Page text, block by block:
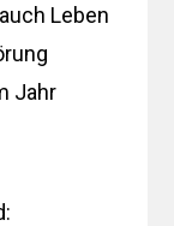
Leben
Jahr